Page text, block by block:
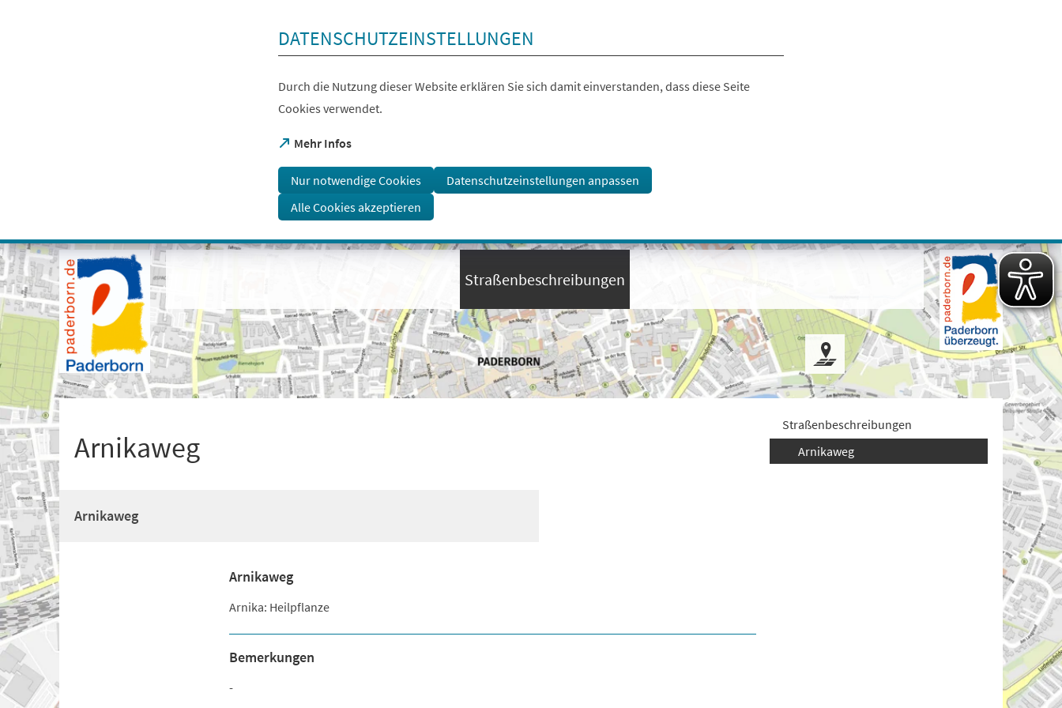
Visuelle
Assistenzsoftware
öffnen.
Mit
der
Tastatur
erreichbar
über
+
DATENSCHUTZEINSTELLUNGEN
Durch die Nutzung dieser Website erklären Sie sich damit einverstanden, dass diese Seite
Cookies verwendet.
Mehr Infos
(Öffnet
einem
neuen
Tab)
Nur notwendige Cookies
Datenschutzeinstellungen anpassen
Alle Cookies akzeptieren
Straßenbeschreibungen
Arnikaweg
Arnikaweg
Arnikaweg
Arnika: Heilpflanze
Bemerkungen
-
Straßenbeschreibungen
Arnikaweg